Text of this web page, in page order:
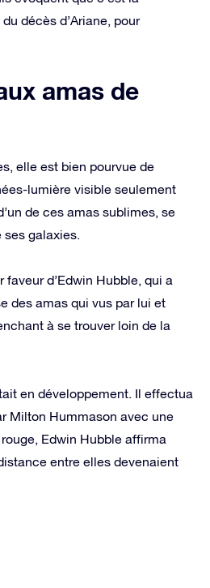
décès d’Ariane, pour
amas de
elle est bien pourvue de
lumière visible seulement
de ces amas sublimes, se
ses galaxies.
d’Edwin Hubble, qui a
des amas qui vus par lui et
à se trouver loin de la
en développement. Il effectua
Milton Hummason avec une
Edwin Hubble affirma
entre elles devenaient